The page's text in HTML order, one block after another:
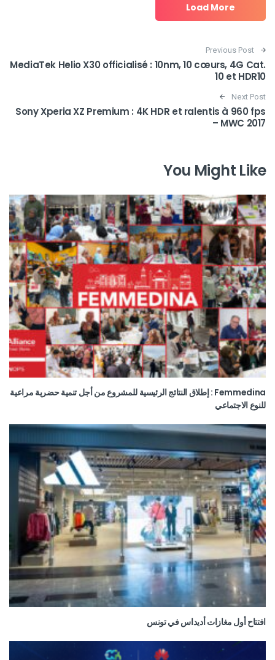
Load More
Post navigation
Previous Post
MediaTek Helio X30 officialisé : 10nm, 10 cœurs, 4G Cat.
10 et HDR10
Next Post
Sony Xperia XZ Premium : 4K HDR et ralentis à 960 fps
– MWC 2017
You Might Like
Femmedina : إطلاق النتائج الرئيسية للمشروع من أجل تنمية حضرية مراعية
للنوع الاجتماعي
افتتاح أول مغازات أديداس في تونس